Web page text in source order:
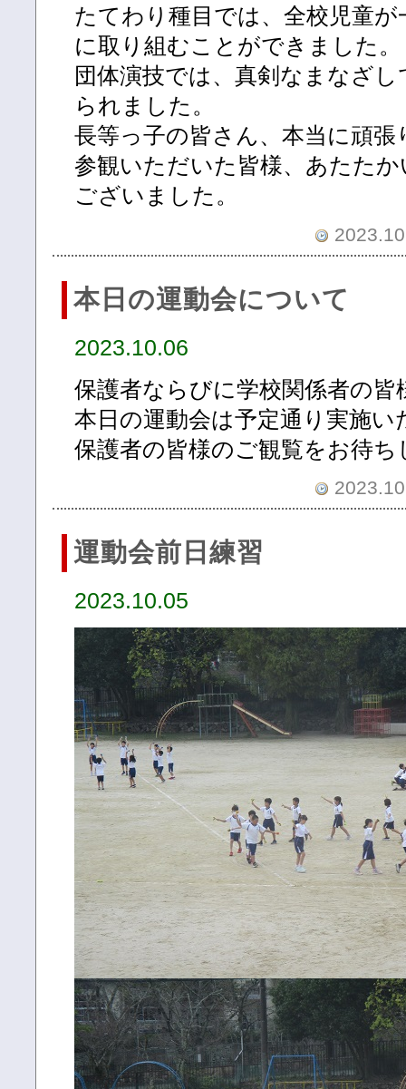
たてわり種目では、全校児童
に取り組むことができました。
団体演技では、真剣なまなざ
られました。
長等っ子の皆さん、本当に頑張
参観いただいた皆様、あたた
ございました。
本日の運動会について
2023.10.06
保護者ならびに学校関係者の皆
本日の運動会は予定通り実施い
保護者の皆様のご観覧をお待
運動会前日練習
2023.10.05